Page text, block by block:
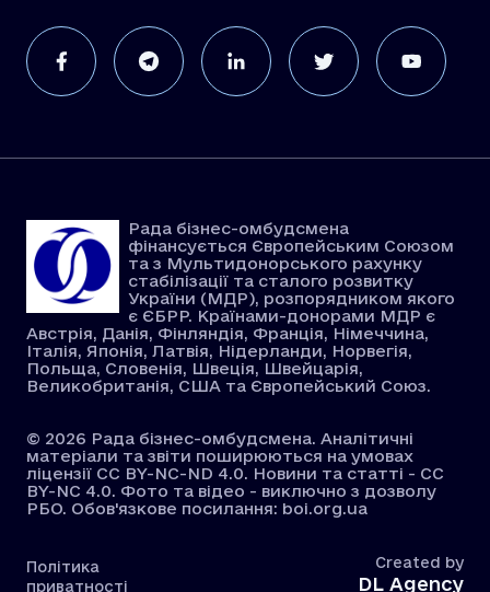
Рада бізнес-омбудсмена
фінансується Європейським Союзом
та з Мультидонорського рахунку
стабілізації та сталого розвитку
України (МДР), розпорядником якого
є ЄБРР. Країнами-донорами МДР є
Австрія, Данія, Фінляндія, Франція, Німеччина,
Італія, Японія, Латвія, Нідерланди, Норвегія,
Польща, Словенія, Швеція, Швейцарія,
Великобританія, США та Європейський Союз.
© 2026 Рада бізнес-омбудсмена. Аналітичні
матеріали та звіти поширюються на умовах
ліцензії CC BY-NC-ND 4.0. Новини та статті - CC
BY-NC 4.0. Фото та відео - виключно з дозволу
РБО. Обов'язкове посилання: boi.org.ua
Політика
приватності
Created by
DL Agency